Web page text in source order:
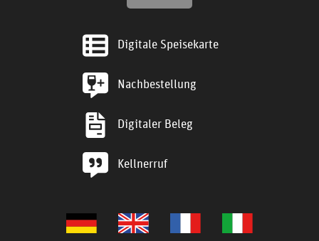
Digitale Speisekarte
Nachbestellung
Digitaler Beleg
Kellnerruf